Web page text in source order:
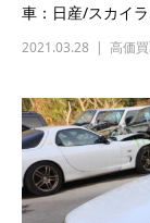
車：日産/スカイ
2021.03.28 高価